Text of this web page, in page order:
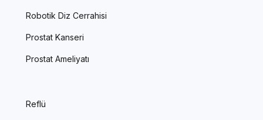
Robotik Diz Cerrahisi
Prostat Kanseri
Prostat Ameliyatı
Reflü